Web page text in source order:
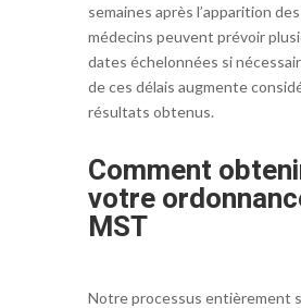
semaines après l’apparition
médecins peuvent prévoir
dates échelonnées si
de ces délais augmente
résultats obtenus.
Comment
votre
MST
Notre processus entièrement